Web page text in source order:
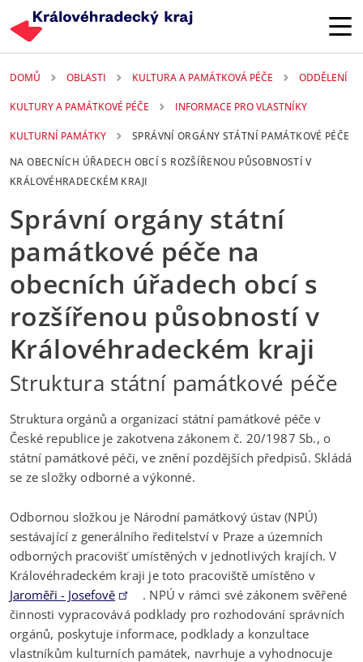
DOMŮ OBLASTI KULTURA A PAMÁTKOVÁ PÉČE ODDĚLENÍ
KULTURY A PAMÁTKOVÉ PÉČE INFORMACE PRO VLASTNÍKY
KULTURNÍ PAMÁTKY
SPRÁVNÍ ORGÁNY STÁTNÍ PAMÁTKOVÉ PÉČE
NA OBECNÍCH ÚŘADECH OBCÍ S ROZŠÍŘENOU PŮSOBNOSTÍ V
KRÁLOVÉHRADECKÉM KRAJI
Správní orgány státní
památkové péče na
obecních úřadech obcí s
rozšířenou působností v
Královéhradeckém kraji
Struktura státní památkové péče
Struktura orgánů a organizací státní památkové péče v
České republice je zakotvena zákonem č. 20/1987 Sb., o
státní památkové péči, ve znění pozdějších předpisů. Skládá
se ze složky odborné a výkonné.
Odbornou složkou je Národní památkový ústav (NPÚ)
sestávající z generálního ředitelství v Praze a územních
odborných pracovišť umístěných v jednotlivých krajích. V
Královéhradeckém kraji je toto pracoviště umístěno v
Jaroměři - Josefově
. NPÚ v rámci své zákonem svěřené
činnosti vypracovává podklady pro rozhodování správních
orgánů, poskytuje informace, podklady a konzultace
vlastníkům kulturních památek, navrhuje a vyhodnocuje